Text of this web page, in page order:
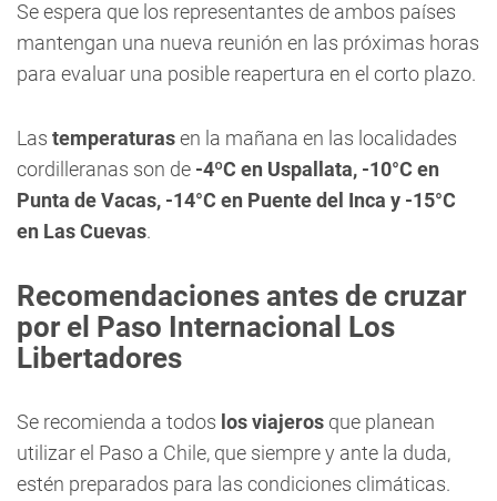
Se espera que los representantes de ambos países
mantengan una nueva reunión en las próximas horas
para evaluar una posible reapertura en el corto plazo.
Las temperaturasen la mañana en las localidades
cordilleranas son de -4ºC en Uspallata, -10°C en
Punta de Vacas, -14°C en Puente del Inca y -15°C
en Las Cuevas.
Recomendaciones antes de cruzar
por el Paso Internacional Los
Libertadores
Se recomienda a todos los viajeros que planean
utilizar el Paso a Chile, que siempre y ante la duda,
estén preparados para las condiciones climáticas.